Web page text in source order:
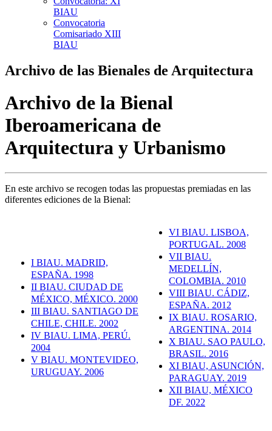
BIAU
Convocatoria
Comisariado XIII
BIAU
Archivo de las Bienales de Arquitectura
Archivo de la Bienal
Iberoamericana de
Arquitectura y Urbanismo
En este archivo se recogen todas las propuestas premiadas en las
diferentes ediciones de la Bienal:
I BIAU. MADRID,
ESPAÑA. 1998
II BIAU. CIUDAD DE
MÉXICO, MÉXICO. 2000
III BIAU. SANTIAGO DE
CHILE, CHILE. 2002
IV BIAU. LIMA, PERÚ.
2004
V BIAU. MONTEVIDEO,
URUGUAY. 2006
VI BIAU. LISBOA,
PORTUGAL. 2008
VII BIAU.
MEDELLÍN,
COLOMBIA. 2010
VIII BIAU. CÁDIZ,
ESPAÑA. 2012
IX BIAU. ROSARIO,
ARGENTINA. 2014
X BIAU. SAO PAULO,
BRASIL. 2016
XI BIAU, ASUNCIÓN,
PARAGUAY. 2019
XII BIAU, MÉXICO
DF. 2022